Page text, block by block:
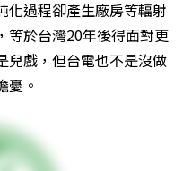
化過程卻產生廠房等輻射
等於台灣20年後得面對更
兒戲，但台電也不是沒做
憂。